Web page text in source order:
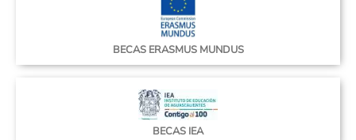
BECAS ERASMUS MUNDUS
BECAS IEA